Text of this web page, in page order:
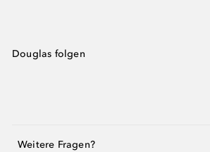
Douglas folgen
Weitere Fragen?